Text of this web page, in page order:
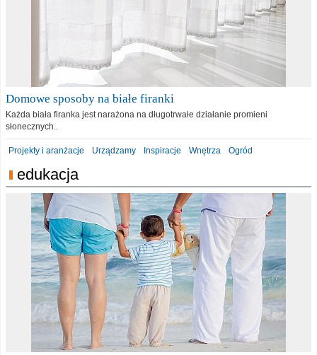
Domowe sposoby na białe firanki
Każda biała firanka jest narażona na długotrwałe działanie promieni
słonecznych..
Projekty i aranżacje Urządzamy Inspiracje Wnętrza Ogród
edukacja